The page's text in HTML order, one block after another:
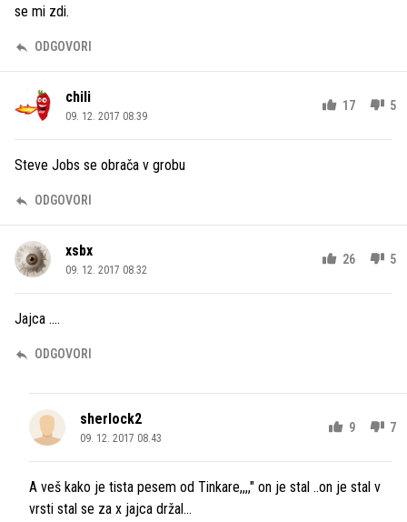
se mi zdi.
ODGOVORI
chili
09. 12. 2017 08.39
17 5
Steve Jobs se obrača v grobu
ODGOVORI
xsbx
09. 12. 2017 08.32
26 5
Jajca ....
ODGOVORI
sherlock2
09. 12. 2017 08.43
9 7
A veš kako je tista pesem od Tinkare,,,," on je stal ..on je stal v
vrsti stal se za x jajca držal...